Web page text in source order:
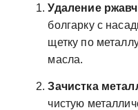
Удаление
болгарку с
щетку по
масла.
Зачистка
чистую